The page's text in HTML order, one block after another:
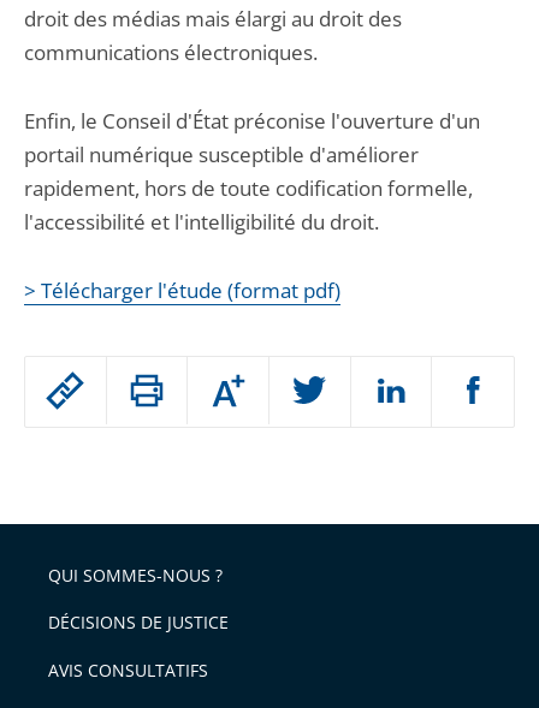
Passer
arriver
après
Augmenter
ou
l'article
pour
avant
droit des médias mais élargi au droit des
communications électroniques.
Enfin, le Conseil d'État préconise l'ouverture d'un
portail numérique susceptible d'améliorer
rapidement, hors de toute codification formelle,
l'accessibilité et l'intelligibilité du droit.
> Télécharger l'étude (format pdf)
QUI SOMMES-NOUS ?
DÉCISIONS DE JUSTICE
AVIS CONSULTATIFS